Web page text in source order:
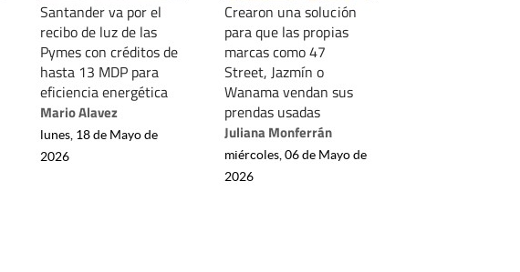
Santander va por el
recibo de luz de las
Pymes con créditos de
hasta 13 MDP para
eficiencia energética
Mario Alavez
lunes, 18 de Mayo de
2026
Crearon una solución
para que las propias
marcas como 47
Street, Jazmín o
Wanama vendan sus
prendas usadas
Juliana Monferrán
miércoles, 06 de Mayo de
2026